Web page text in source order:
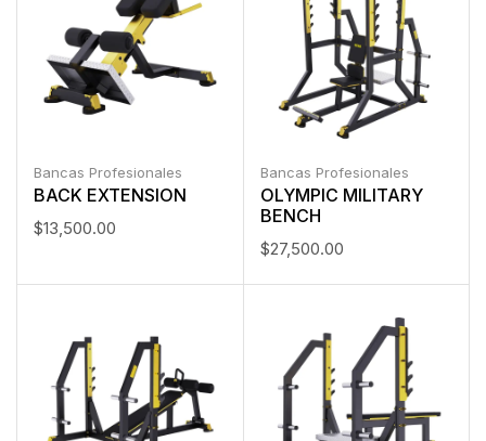
Bancas Profesionales
BACK EXTENSION
$13,500.00
Bancas Profesionales
OLYMPIC MILITARY
BENCH
$27,500.00